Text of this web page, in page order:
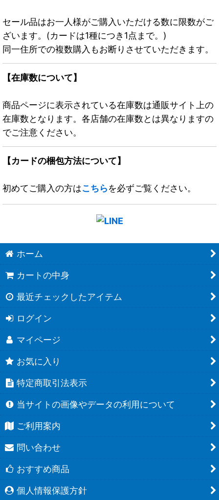
セール品はお一人様がご購入いただける数に限数がご
ざいます。(カードは1種につき1点まで。)
同一住所での複数購入もお断りさせていただきます。
【在庫数について】
商品ページに表示されている在庫数は通販サイト上の
在庫数となります。各店舗の在庫数とは異なりますの
でご注意ください。
【カードの梱包方法について】
初めてご購入の方はこちらを必ずご覧ください。
ホーム
カートの中身
最近チェックしたアイテム
ログイン
マイページ
お気に入り
特定商取引法表示
当サイトの画像やデータの利用について
ご利用案内
問い合わせ
おすすめ商品
個人情報保護方針